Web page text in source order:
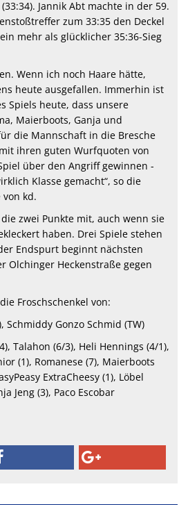
Jannik Abt machte in der 59.
zum 33:35 den Deckel
mehr als glücklicher 35:36-Sieg
Wenn ich noch Haare hätte,
heute ausgefallen. Immerhin ist
Spiels heute, dass unsere
Maierboots, Ganja und
die Mannschaft in die Bresche
ihren guten Wurfquoten von
über den Angriff gewinnen -
Klasse gemacht“, so die
kd.
zwei Punkte mit, auch wenn sie
haben. Drei Spiele stehen
Endspurt beginnt nächsten
Olchinger Heckenstraße gegen
Froschschenkel von:
Schmiddy Gonzo Schmid (TW)
Talahon (6/3), Heli Hennings (4/1),
(1), Romanese (7), Maierboots
ExtraCheesy (1), Löbel
Jeng (3), Paco Escobar